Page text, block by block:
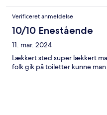
Verificeret anmeldelse
10/10 Enestående
11. mar. 2024
Lækkert sted super lækkert
folk gik på toiletter kunne